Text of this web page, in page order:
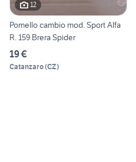
12
Pomello cambio mod. Sport Alfa
R. 159 Brera Spider
19 €
Catanzaro(CZ)